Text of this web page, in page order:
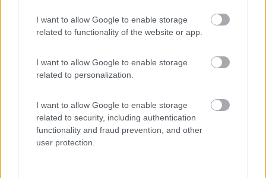
I want to allow Google to enable storage
related to functionality of the website or app.
I want to allow Google to enable storage
related to personalization.
I want to allow Google to enable storage
related to security, including authentication
functionality and fraud prevention, and other
user protection.
cinquantuno
4159
In risposta al messaggio di Fabius1968
una striscia di led per gli interni del mio furgone . Avevo gia' postato in
passato chiedendo consigli e cosi' ora posso fornirne , come promesso
...